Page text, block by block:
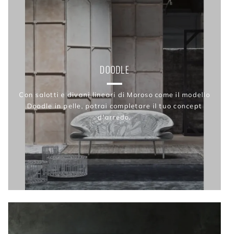
DOODLE
Con salotti e divani lineari di Moroso come il modello
Doodle in pelle, potrai completare il tuo concept
d'arredo.